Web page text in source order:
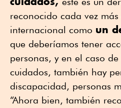
reconocido cada vez
internacional como un
que deberíamos tener
personas, y en el caso
cuidados, también hay
discapacidad, personas
“Ahora bien, también